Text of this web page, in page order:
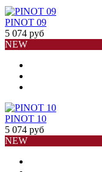
PINOT 09
5 074 руб
NEW
PINOT 10
5 074 руб
NEW